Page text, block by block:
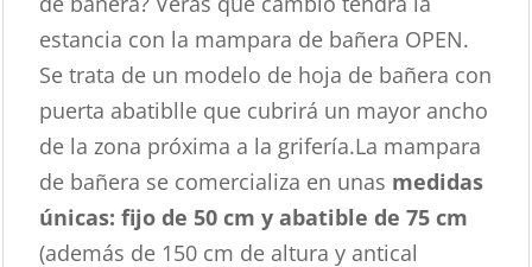
estancia con la mampara de bañera OPEN.
Se trata de un modelo de hoja de bañera con
puerta abatiblle que cubrirá un mayor ancho
de la zona próxima a la grifería.La mampara
de bañera se comercializa en unas medidas
únicas: fijo de 50 cm y abatible de 75 cm
(además de 150 cm de altura y antical